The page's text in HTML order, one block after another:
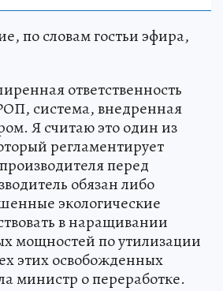
по словам гостьи эфира,
ответственность
система, внедренная
Я считаю это один из
регламентирует
перед
обязан либо
экологические
в наращивании
мощностей по утилизации
этих освобожденных
министр о переработке.